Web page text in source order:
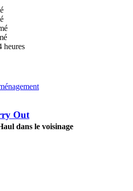
heures
Out
dans le voisinage